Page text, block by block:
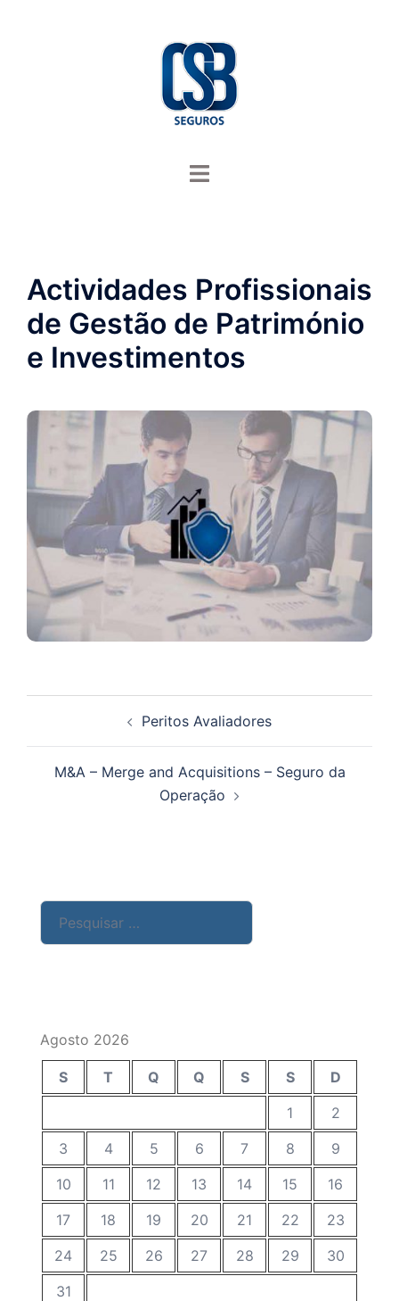
Alternar
Actividades Profissionais
de Gestão de Património
e Investimentos
Peritos Avaliadores
M&A – Merge and Acquisitions – Seguro da
Operação
Pesquisar
por:
Agosto 2026
S T Q Q S S
D
1
2
3
4 5 6 7 8
9
10
11 12 13 14 15
16
17
18 19 20 21 22
23
24
25 26 27 28 29
30
31